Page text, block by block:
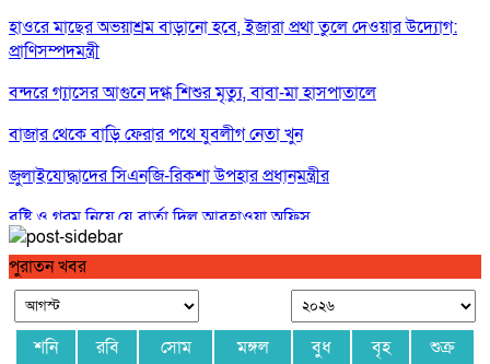
হাওরে মাছের অভয়াশ্রম বাড়ানো হবে, ইজারা প্রথা তুলে দেওয়ার উদ্যোগ:
প্রাণিসম্পদমন্ত্রী
বন্দরে গ্যাসের আগুনে দগ্ধ শিশুর মৃত্যু, বাবা-মা হাসপাতালে
বাজার থেকে বাড়ি ফেরার পথে যুবলীগ নেতা খুন
জুলাইযোদ্ধাদের সিএনজি-রিকশা উপহার প্রধানমন্ত্রীর
বৃষ্টি ও গরম নিয়ে যে বার্তা দিল আবহাওয়া অফিস
পে স্কেল নিয়ে বড় সুখবর, ফাইল উঠছে মন্ত্রিসভায়
পুরাতন খবর
শনি রবি সোম মঙ্গল বুধ বৃহ শুক্র